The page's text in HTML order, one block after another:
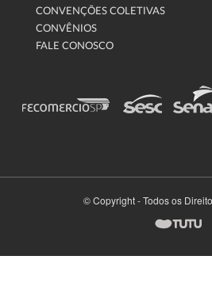
CONVENÇÕES COLETIVAS
CONVÊNIOS
FALE CONOSCO
© Copyright - Todos os